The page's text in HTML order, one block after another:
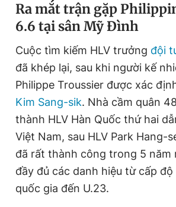
Tiện ích Bạn cần
Thông tin tòa soạn Liên hệ
Đọc Thanh Niên trên điện thoại
Ra mắt trận gặp
6.6 tại sân Mỹ Đình
Cuộc tìm kiếm HLV trưởng đội
đã khép lại, sau khi người kế
Philippe Troussier được xác
Kim Sang-sik. Nhà cầm quân
thành HLV Hàn Quốc thứ hai
Việt Nam, sau HLV Park Hang-
đã rất thành công trong 5 năm
đầy đủ các danh hiệu từ cấp
quốc gia đến U.23.